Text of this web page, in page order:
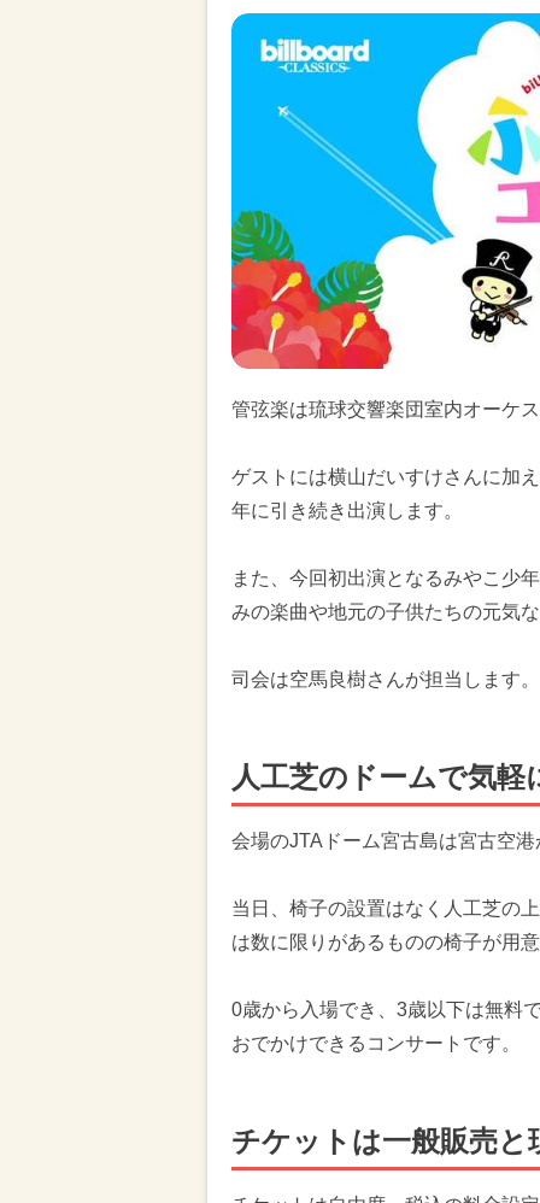
管弦楽は琉球交響楽団室内オーケ
ゲストには横山だいすけさんに加
年に引き続き出演します。
また、今回初出演となるみやこ少
みの楽曲や地元の子供たちの元気
司会は空馬良樹さんが担当します。
人工芝のドームで気軽
会場のJTAドーム宮古島は宮古空
当日、椅子の設置はなく人工芝の
は数に限りがあるものの椅子が用
0歳から入場でき、3歳以下は無料
おでかけできるコンサートです。
チケットは一般販売と